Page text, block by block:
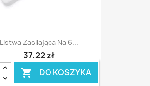
Listwa Zasilająca Na 6...
37,22 zł
 DO KOSZYKA